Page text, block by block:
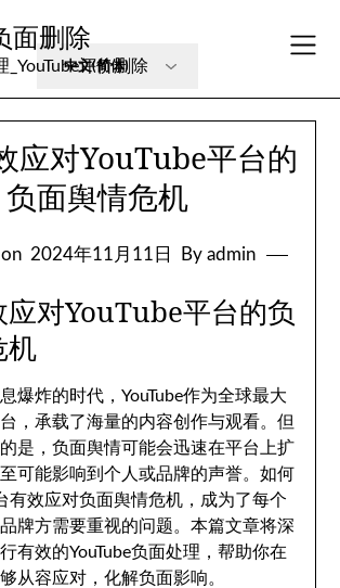
面删除
_YouTube评价删除
应对YouTube平台的
负面舆情危机
2024年11月11日 By admin
对YouTube平台的负
机
爆炸的时代，YouTube作为全球最大
，承载了海量的内容创作与观看。但
是，负面舆情可能会迅速在平台上扩
可能影响到个人或品牌的声誉。如何
有效应对负面舆情危机，成为了每个
牌方需要重视的问题。本篇文章将深
有效的YouTube负面处理，帮助你在
从容应对，化解负面影响。